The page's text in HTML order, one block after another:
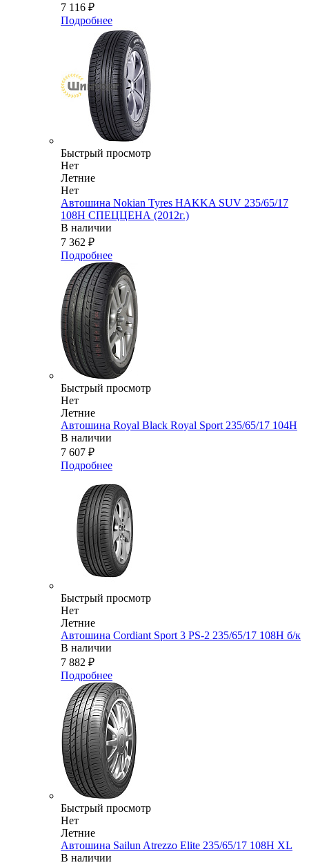
7 116 ₽
Подробнее
Быстрый просмотр
Нет
Летние
Нет
Автошина Nokian Tyres HAKKA SUV 235/65/17
108H СПЕЦЦЕНА (2012г.)
В наличии
7 362 ₽
Подробнее
Быстрый просмотр
Нет
Летние
Автошина Royal Black Royal Sport 235/65/17 104H
В наличии
7 607 ₽
Подробнее
Быстрый просмотр
Нет
Летние
Автошина Cordiant Sport 3 PS-2 235/65/17 108Н б/к
В наличии
7 882 ₽
Подробнее
Быстрый просмотр
Нет
Летние
Автошина Sailun Atrezzo Elite 235/65/17 108H XL
В наличии